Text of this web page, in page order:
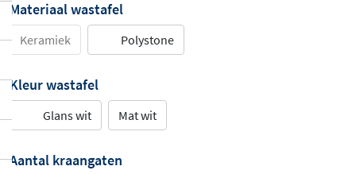
Materiaal wastafel
Keramiek Polystone
Kleur wastafel
Glans wit Mat wit
Aantal kraangaten